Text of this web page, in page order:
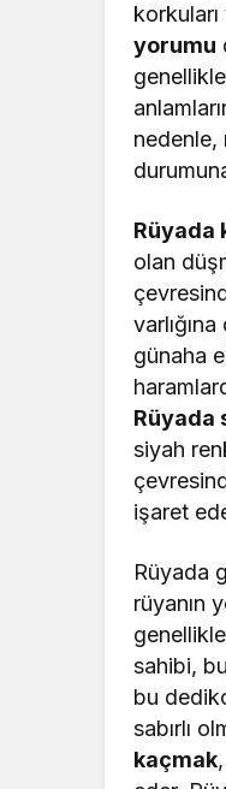
yorumu
nedenle,
Rüyada
olan
günaha
Rüyada
siyah
işaret
Rüyada
rüyanın
sahibi,
bu
sabırlı
kaçmak